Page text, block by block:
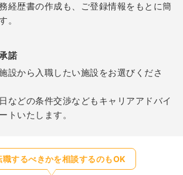
経歴書の作成も、ご登録情報をもとに簡
。
諾
設から入職したい施設をお選びくださ
などの条件交渉などもキャリアアドバイ
トいたします。
職するべきかを相談するのもOK